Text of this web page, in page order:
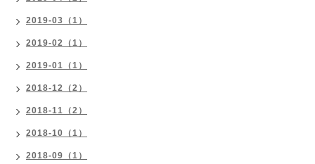
2019-03（1）
2019-02（1）
2019-01（1）
2018-12（2）
2018-11（2）
2018-10（1）
2018-09（1）